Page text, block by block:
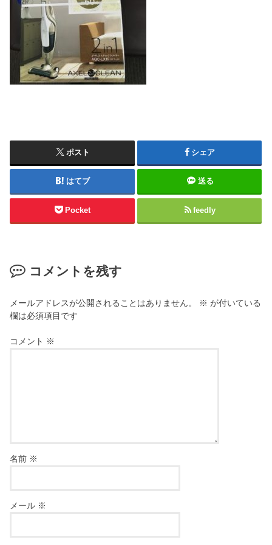
ポスト シェア
はてブ 送る
Pocket feedly
コメントを残す
メールアドレスが公開されることはありません。 ※ が付いている
欄は必須項目です
コメント ※
名前 ※
メール ※